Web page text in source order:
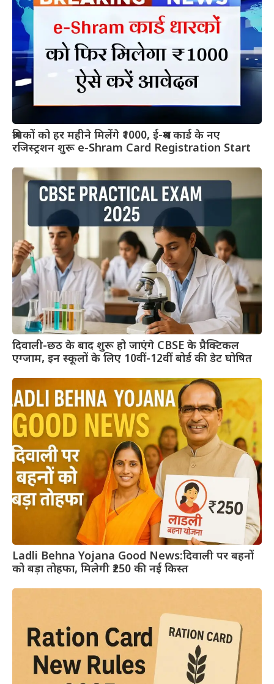
श्रमिकों को हर महीने मिलेंगे ₹1000, ई-श्रम कार्ड के नए
रजिस्ट्रशन शुरू e-Shram Card Registration Start
दिवाली-छठ के बाद शुरू हो जाएंगे CBSE के प्रैक्टिकल
एग्जाम, इन स्कूलों के लिए 10वीं-12वीं बोर्ड की डेट घोषित
Ladli Behna Yojana Good News:दिवाली पर बहनों
को बड़ा तोहफा, मिलेगी ₹250 की नई किस्त